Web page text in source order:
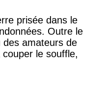
prisée dans le
Outre le
des amateurs de
le souffle,